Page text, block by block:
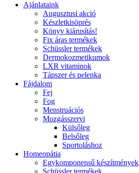
Ajánlataink
Augusztusi akció
Készletkisöprés
Könyv kiárusítás!
Fix áras termékek
Schüssler termékek
Dermokozmetikumok
LXR vitaminok
Tápszer és pelenka
Fájdalom
Fej
Fog
Menstruációs
Mozgásszervi
Külsőleg
Belsőleg
Sportoláshoz
Homeopátia
Egykomponensű készítmények
Schüssler termékek